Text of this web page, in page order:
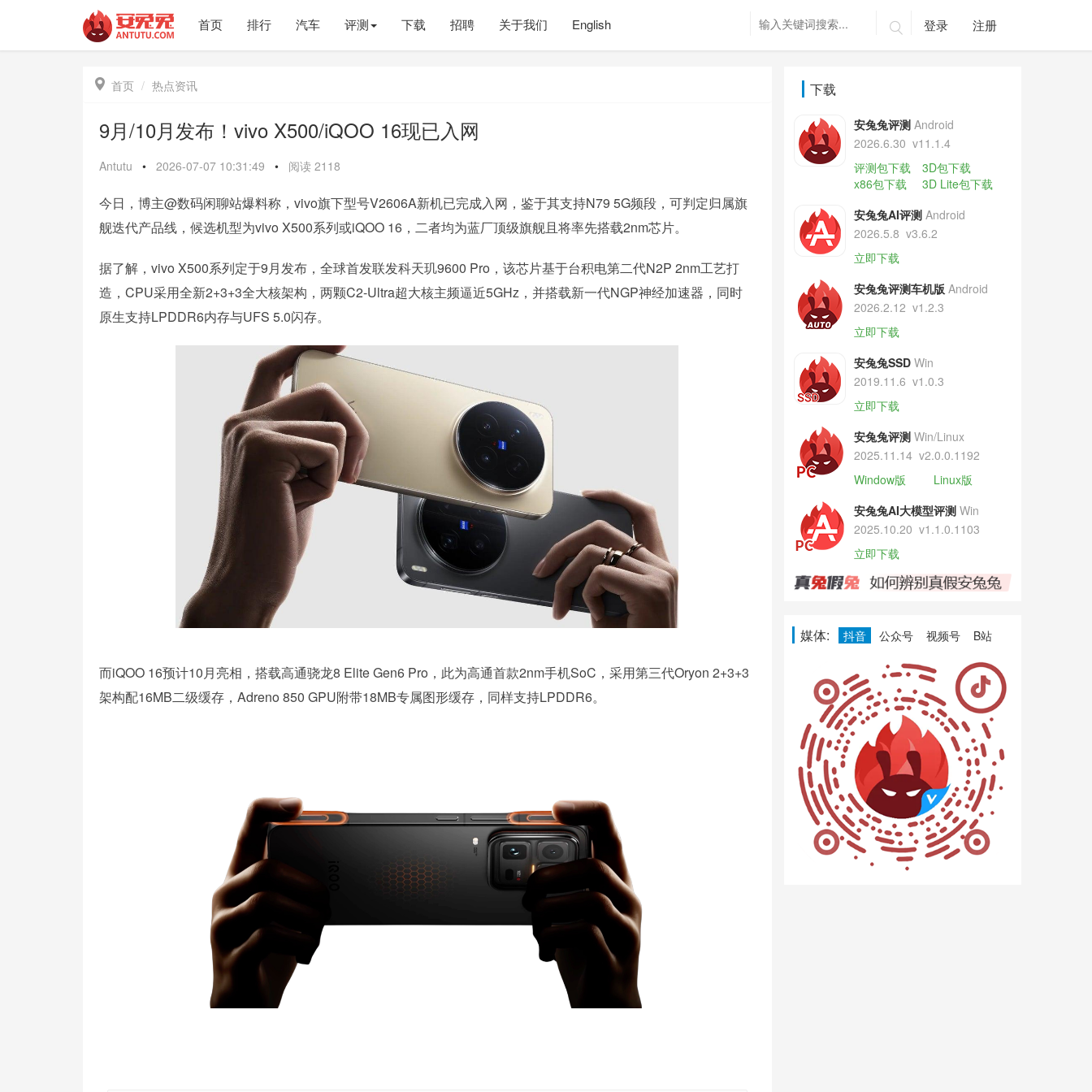
首页 排行 汽车 评测 下载 招聘 关于我们 English  登录 注册
 首页 热点资讯
9月/10月发布！vivo X500/iQOO 16现已入网
Antutu • 2026-07-07 10:31:49 • 阅读 2118
今日，博主@数码闲聊站爆料称，vivo旗下型号V2606A新机已完成入网，鉴于其支持N79 5G频段，可判定归属旗
舰迭代产品线，候选机型为vivo X500系列或iQOO 16，二者均为蓝厂顶级旗舰且将率先搭载2nm芯片。
据了解，vivo X500系列定于9月发布，全球首发联发科天玑9600 Pro，该芯片基于台积电第二代N2P 2nm工艺打
造，CPU采用全新2+3+3全大核架构，两颗C2-Ultra超大核主频逼近5GHz，并搭载新一代NGP神经加速器，同时
原生支持LPDDR6内存与UFS 5.0闪存。
而iQOO 16预计10月亮相，搭载高通骁龙8 Elite Gen6 Pro，此为高通首款2nm手机SoC，采用第三代Oryon 2+3+3
架构配16MB二级缓存，Adreno 850 GPU附带18MB专属图形缓存，同样支持LPDDR6。
下载
安兔兔评测 Android
2026.6.30 v11.1.4
评测包下载
3D包下载
x86包下载
3D Lite包下载
安兔兔AI评测 Android
2026.5.8 v3.6.2
立即下载
安兔兔评测车机版 Android
2026.2.12 v1.2.3
立即下载
安兔兔SSD Win
2019.11.6 v1.0.3
立即下载
安兔兔评测 Win/Linux
2025.11.14 v2.0.0.1192
Window版
Linux版
安兔兔AI大模型评测 Win
2025.10.20 v1.1.0.1103
立即下载
媒体: 抖音 公众号 视频号 B站